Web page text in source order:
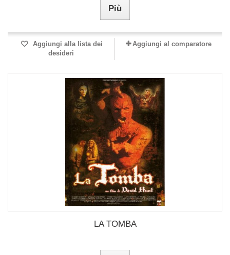
Più
Aggiungi alla lista dei
desideri
Aggiungi al comparatore
LA TOMBA